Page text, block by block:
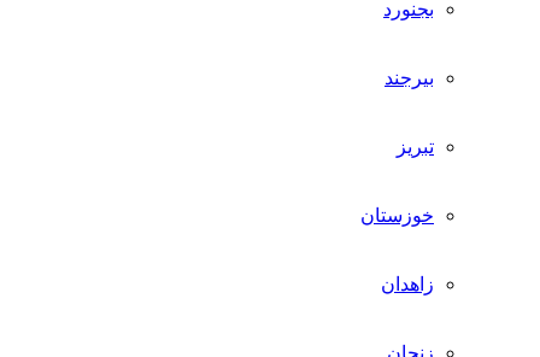
بجنورد
بیرجند
تبریز
خوزستان
زاهدان
زنجان